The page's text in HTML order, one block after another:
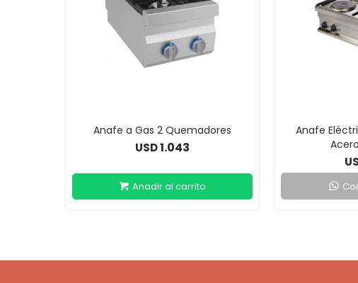
Anafe a Gas 2 Quemadores
USD1.043
Anafe